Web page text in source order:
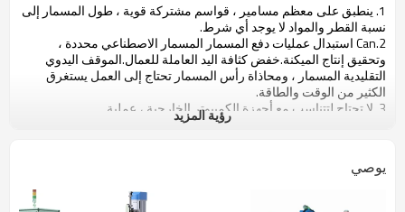
1. ينطبق على معظم مسامير ، قواسم مشتركة قوية ، طول المسمار إلى
نسبة القطر والمواد لا يوجد أي شرط.
2.Can استبدال عمليات دفع المسمار المسمار الاصطناعي محددة ،
وتحقيق إنتاج الميكنة.خفض كثافة اليد العاملة للعمال.الموقف اليدوي
التقليدية المسمار ، ومحاذاة رأس المسمار تحتاج إلى العمل يستغرق
الكثير من الوقت والطاقة.
3. لا تحتاج لتتناسب مع أجهزة الكمبيوتر الخارجية ، عملية
installation.Setting مريحة بسيطة ، والموظفين بسرعة السيطرة على
الصحية ، والأجهزة الكهربائية المنزلية الصغيرة.
رؤية المزيد
يوصي